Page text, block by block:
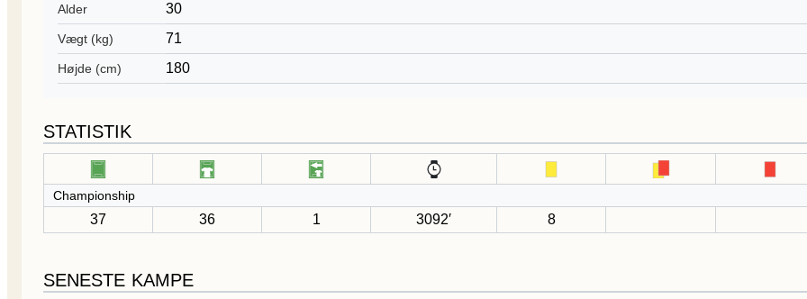
Alder 30
Vægt (kg) 71
Højde (cm) 180
STATISTIK
Championship
37 36 1 3092′ 8
SENESTE KAMPE